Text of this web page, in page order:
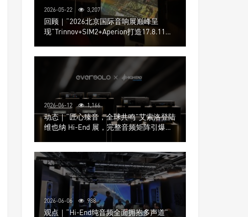
2026-05-22 3,207
回顾｜“2026北京国际音响展巅峰呈
现”Trinnov+SIM2+Aperion打造17.8.11声
2026-06-12 1,166
动态｜“匠心臻音，全球共鸣”艾索洛登陆
维也纳 Hi-End 展，完整音频矩阵引爆关
2026-06-06 988
观点｜“Hi-End纯音频全面拥抱多声道”